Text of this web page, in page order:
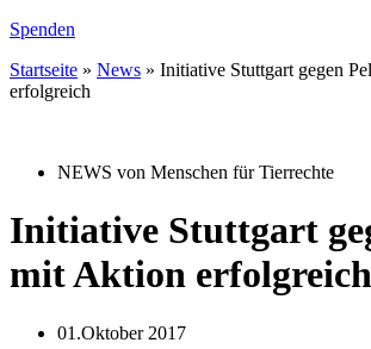
Spenden
Startseite » News » Initiative Stuttgart gegen
erfolgreich
NEWS von Menschen für Tierrechte
Initiative Stuttgart
mit Aktion erfolgreich
01.Oktober 2017